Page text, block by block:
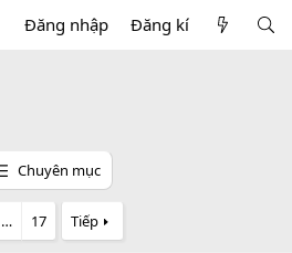
Đăng nhập Đăng kí
Chuyên mục
… 17 Tiếp